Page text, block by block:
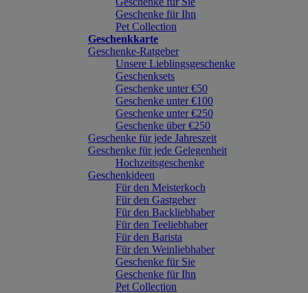
Geschenke für Ihn
Pet Collection
Geschenkkarte
Geschenke-Ratgeber
Unsere Lieblingsgeschenke
Geschenksets
Geschenke unter €50
Geschenke unter €100
Geschenke unter €250
Geschenke über €250
Geschenke für jede Jahreszeit
Geschenke für jede Gelegenheit
Hochzeitsgeschenke
Geschenkideen
Für den Meisterkoch
Für den Gastgeber
Für den Backliebhaber
Für den Teeliebhaber
Für den Barista
Für den Weinliebhaber
Geschenke für Sie
Geschenke für Ihn
Pet Collection